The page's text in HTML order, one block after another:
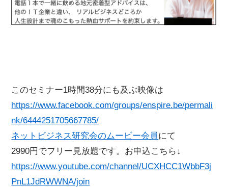
このセミナー1時間38分にも及ぶ映像は
https://www.facebook.com/groups/enspire.be/permali
nk/6444251705667785/
ネットビジネス研究会のムービー会員にて
2990円でフリー見放題です。お申込こちら↓
https://www.youtube.com/channel/UCXHCC1WbbF3j
PnL1JdRWWNA/join